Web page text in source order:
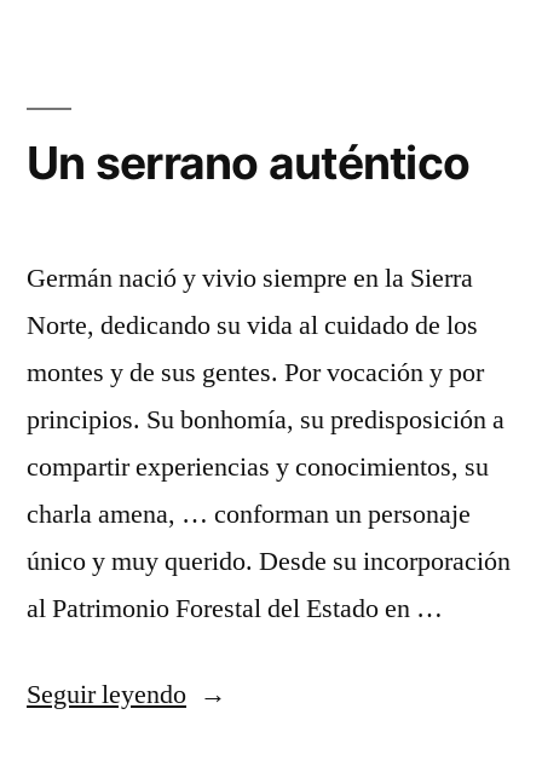
Un serrano auténtico
Germán nació y vivio siempre en la Sierra
Norte, dedicando su vida al cuidado de los
montes y de sus gentes. Por vocación y por
principios. Su bonhomía, su predisposición a
compartir experiencias y conocimientos, su
charla amena, … conforman un personaje
único y muy querido. Desde su incorporación
al Patrimonio Forestal del Estado en …
Seguir leyendo«Un